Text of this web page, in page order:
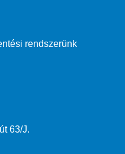
rendszerünk
63/J.